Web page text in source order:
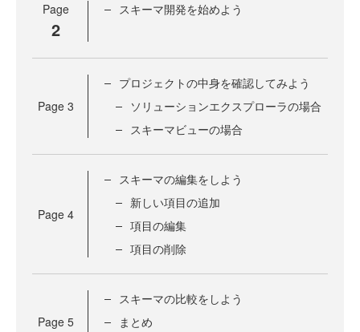
Page
2
スキーマ開発を始めよう
Page 3
プロジェクトの中身を確認してみよう
ソリューションエクスプローラの場合
スキーマビューの場合
Page 4
スキーマの編集をしよう
新しい項目の追加
項目の編集
項目の削除
Page 5
スキーマの比較をしよう
まとめ